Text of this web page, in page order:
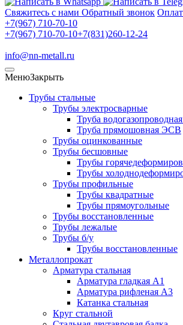
Свяжитесь с нами Обратный звонок
+7(967) 710-70-10
+7(967) 710-70-10+7(831)260-12-24
info@nn-metall.ru
МенюЗакрыть
Трубы стальные
Трубы электросварные
Труба
Труба прямошовная ЭСВ
Трубы оцинкованные
Трубы бесшовные
Трубы
Трубы
Трубы профильные
Трубы квадратные
Трубы прямоугольные
Трубы восстановленные
Трубы лежалые
Трубы б/у
Трубы восстановленные
Металлопрокат
Арматура стальная
Арматура гладкая А1
Арматура рифленая А3
Катанка стальная
Круг стальной